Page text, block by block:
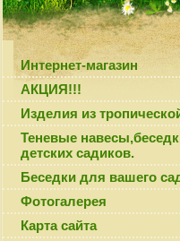
Интернет-магазин
АКЦИЯ!!!
Изделия из
Теневые
детских садиков.
Беседки для вашего
Фотогалерея
Карта сайта